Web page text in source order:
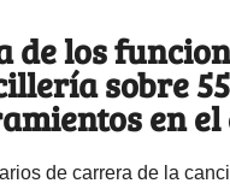
de los
sobre 55
en
de carrera de la